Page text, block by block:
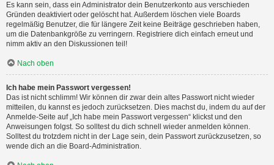
Es kann sein, dass ein Administrator dein Benutzerkonto aus verschieden
Gründen deaktiviert oder gelöscht hat. Außerdem löschen viele Boards
regelmäßig Benutzer, die für längere Zeit keine Beiträge geschrieben haben,
um die Datenbankgröße zu verringern. Registriere dich einfach erneut und
nimm aktiv an den Diskussionen teil!
Nach oben
Ich habe mein Passwort vergessen!
Das ist nicht schlimm! Wir können dir zwar dein altes Passwort nicht wieder
mitteilen, du kannst es jedoch zurücksetzen. Dies machst du, indem du auf der
Anmelde-Seite auf „Ich habe mein Passwort vergessen“ klickst und den
Anweisungen folgst. So solltest du dich schnell wieder anmelden können.
Solltest du trotzdem nicht in der Lage sein, dein Passwort zurückzusetzen, so
wende dich an die Board-Administration.